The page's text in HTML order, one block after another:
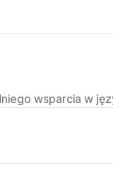
wsparcia w